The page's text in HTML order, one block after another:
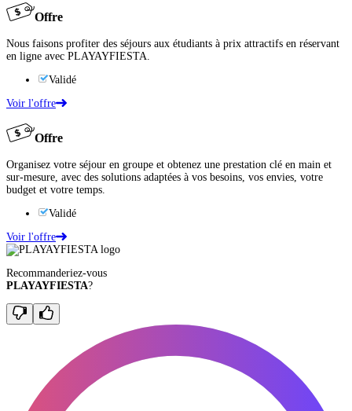
Offre
Nous faisons profiter des séjours aux étudiants à prix attractifs en réservant
en ligne avec PLAYAYFIESTA.
Validé
Voir l'offre
Offre
Organisez votre séjour en groupe et obtenez une prestation clé en main et
sur-mesure, avec des solutions adaptées à vos besoins, vos envies, votre
budget et votre temps.
Validé
Voir l'offre
Recommanderiez-vous
PLAYAYFIESTA?